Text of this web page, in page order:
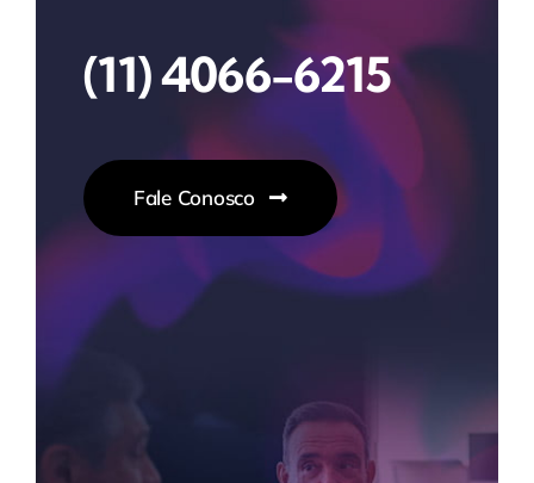
(11) 4066-6215
Fale Conosco